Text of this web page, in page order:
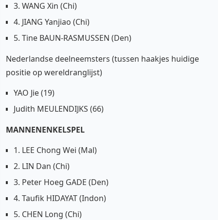
3. WANG Xin (Chi)
4. JIANG Yanjiao (Chi)
5. Tine BAUN-RASMUSSEN (Den)
Nederlandse deelneemsters (tussen haakjes huidige
positie op wereldranglijst)
YAO Jie (19)
Judith MEULENDIJKS (66)
MANNENENKELSPEL
1. LEE Chong Wei (Mal)
2. LIN Dan (Chi)
3. Peter Hoeg GADE (Den)
4. Taufik HIDAYAT (Indon)
5. CHEN Long (Chi)